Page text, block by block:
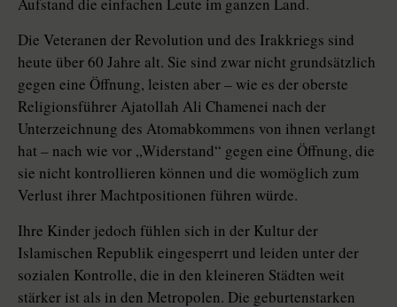
Aufstand die einfachen Leute im ganzen Land.
Die Veteranen der Revolution und des Irakkriegs sind
heute über 60 Jahre alt. Sie sind zwar nicht grundsätzlich
gegen eine Öffnung, leisten aber – wie es der oberste
Religionsführer Ajatollah Ali Chamenei nach der
Unterzeichnung des Atomabkommens von ihnen verlangt
hat – nach wie vor „Widerstand“ gegen eine Öffnung, die
sie nicht kontrollieren können und die womöglich zum
Verlust ihrer Machtpositionen führen würde.
Ihre Kinder jedoch fühlen sich in der Kultur der
Islamischen Republik eingesperrt und leiden unter der
sozialen Kontrolle, die in den kleineren Städten weit
stärker ist als in den Me­tro­polen. Die geburtenstarken